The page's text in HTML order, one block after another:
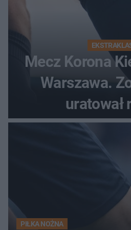
Mecz Korona
Warszawa.
uratował
PIŁKA NOŻNA